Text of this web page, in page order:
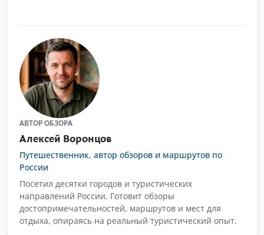
АВТОР ОБЗОРА
Алексей Воронцов
Путешественник, автор обзоров и маршрутов по
России
Посетил десятки городов и туристических
направлений России. Готовит обзоры
достопримечательностей, маршрутов и мест для
отдыха, опираясь на реальный туристический опыт.